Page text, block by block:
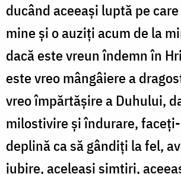
ducând aceeași luptă pe
mine și o auziți acum de la
dacă este vreun îndemn în
este vreo mângâiere a
vreo împărtășire a Duhului,
milostivire și îndurare,
deplină ca să gândiți la fel,
iubire, aceleași simțiri,